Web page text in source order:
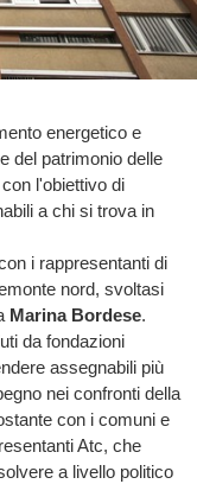
energetico e
del patrimonio delle
l'obiettivo di
a chi si trova in
i rappresentanti di
nord, svoltasi
Marina Bordese.
da fondazioni
assegnabili più
nei confronti della
con i comuni e
Atc, che
a livello politico